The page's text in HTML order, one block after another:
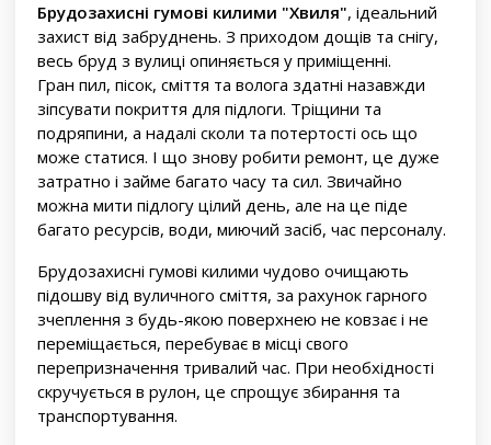
Брудозахисні гумові килими "Хвиля", ідеальний
захист від забруднень. З приходом дощів та снігу,
весь бруд з вулиці опиняється у приміщенні.
Гран пил, пісок, сміття та волога здатні назавжди
зіпсувати покриття для підлоги. Тріщини та
подряпини, а надалі сколи та потертості ось що
може статися. І що знову робити ремонт, це дуже
затратно і займе багато часу та сил. Звичайно
можна мити підлогу цілий день, але на це піде
багато ресурсів, води, миючий засіб, час персоналу.
Брудозахисні гумові килими чудово очищають
підошву від вуличного сміття, за рахунок гарного
зчеплення з будь-якою поверхнею не ковзає і не
переміщається, перебуває в місці свого
перепризначення тривалий час. При необхідності
скручується в рулон, це спрощує збирання та
транспортування.